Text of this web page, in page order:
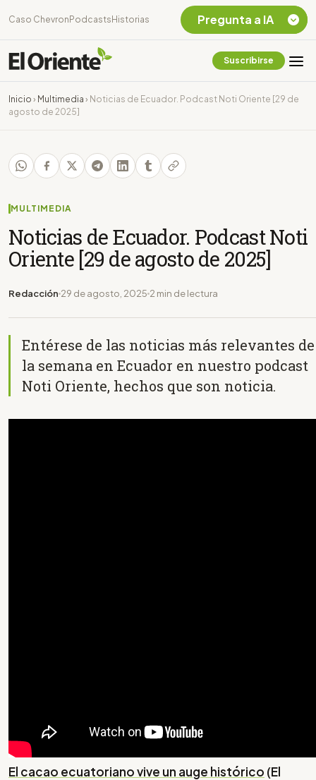
Caso Chevron Podcasts Historias
Suscribirse
Inicio › Multimedia › Noticias de Ecuador. Podcast Noti Oriente [29 de
agosto de 2025]
MULTIMEDIA
Noticias de Ecuador. Podcast Noti
Oriente [29 de agosto de 2025]
Redacción 29 de agosto, 2025 2 min de lectura
Entérese de las noticias más relevantes de
la semana en Ecuador en nuestro podcast
Noti Oriente, hechos que son noticia.
El cacao ecuatoriano vive un auge histórico (El
Pregunta a IA
Chevron Ecuador